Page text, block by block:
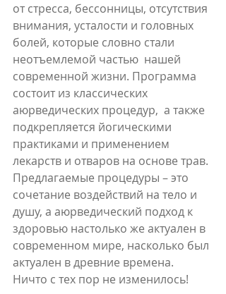
от стресса, бессонницы, отсутствия
внимания, усталости и головных
болей, которые словно стали
неотъемлемой частью  нашей
современной жизни. Программа
состоит из классических
аюрведических процедур,  а также
подкрепляется йогическими
практиками и применением
лекарств и отваров на основе трав.
Предлагаемые процедуры – это
сочетание воздействий на тело и
душу, а аюрведический подход к
здоровью настолько же актуален в
современном мире, насколько был
актуален в древние времена.
Ничто с тех пор не изменилось!